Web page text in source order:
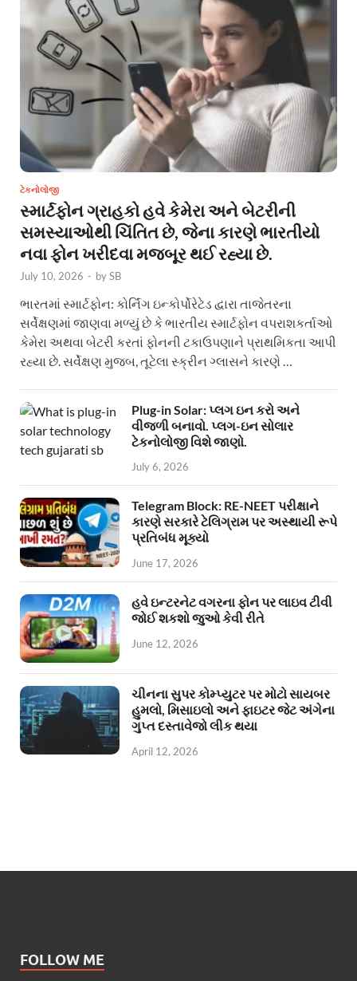
ટેકનોલોજી
સ્માર્ટફોન ગ્રાહકો હવે કેમેરા અને બેટરીની
સમસ્યાઓથી ચિંતિત છે, જેના કારણે ભારતીયો
નવા ફોન ખરીદવા મજબૂર થઈ રહ્યા છે.
July 10, 2026 - bySB
ભારતમાં સ્માર્ટફોન: કોર્નિંગ ઇન્કોર્પોરેટેડ દ્વારા તાજેતરના
સર્વેક્ષણમાં જાણવા મળ્યું છે કે ભારતીય સ્માર્ટફોન વપરાશકર્તાઓ
કેમેરા અથવા બેટરી કરતાં ફોનની ટકાઉપણાને પ્રાથમિકતા આપી
રહ્યા છે. સર્વેક્ષણ મુજબ, તૂટેલા સ્ક્રીન ગ્લાસને કારણે …
Plug-in Solar: પ્લગ ઇન કરો અને
વીજળી બનાવો. પ્લગ-ઇન સોલાર
ટેકનોલોજી વિશે જાણો.
July 6, 2026
Telegram Block: RE-NEET પરીક્ષાને
કારણે સરકારે ટેલિગ્રામ પર અસ્થાયી રૂપે
પ્રતિબંધ મૂક્યો
June 17, 2026
હવે ઇન્ટરનેટ વગરના ફોન પર લાઇવ ટીવી
જોઈ શકશો જુઓ કેવી રીતે
June 12, 2026
ચીનના સુપર કોમ્પ્યુટર પર મોટો સાયબર
હુમલો, મિસાઇલો અને ફાઇટર જેટ અંગેના
ગુપ્ત દસ્તાવેજો લીક થયા
April 12, 2026
FOLLOW ME